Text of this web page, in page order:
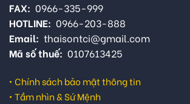
FAX: 0966-335-999
HOTLINE: 0966-203-888
Email: thaisontci@gmail.com
Mã số thuế: 0107613425
• Chính sách bảo mật thông tin
• Tầm nhìn & Sứ Mệnh